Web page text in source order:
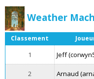
Weather
Classement
1 Jeff
2 Arnaud